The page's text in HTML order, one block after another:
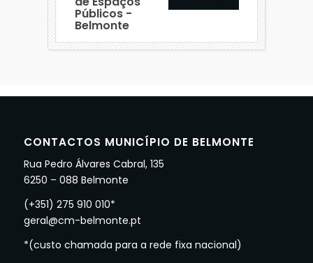
Públicos -
Belmonte
CONTACTOS MUNICÍPIO DE BELMONTE
Rua Pedro Álvares Cabral, 135
6250 – 088 Belmonte
(+351) 275 910 010*
geral@cm-belmonte.pt
*(custo chamada para a rede fixa nacional)